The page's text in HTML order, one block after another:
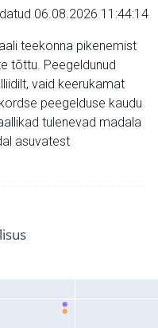
06.08.2026 11:44:14
teekonna pikenemist
tõttu. Peegeldunud
vaid keerukamat
peegelduse kaudu
tulenevad madala
asuvatest